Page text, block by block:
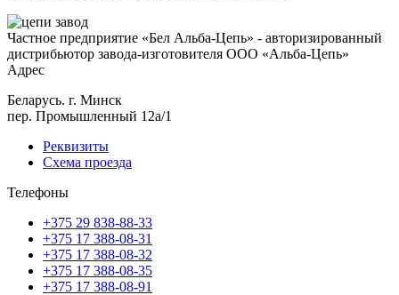
Частное предприятие «Бел Альба-Цепь» - авторизированный
дистрибьютор завода-изготовителя ООО «Альба-Цепь»
Адрес
Беларусь. г. Минск
пер. Промышленный 12а/1
Реквизиты
Схема проезда
Телефоны
+375 29 838-88-33
+375 17 388-08-31
+375 17 388-08-32
+375 17 388-08-35
+375 17 388-08-91